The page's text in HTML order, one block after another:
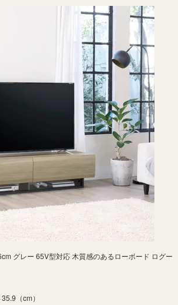
グレー 65V型対応 木質感のあるローボード ログー
（cm）